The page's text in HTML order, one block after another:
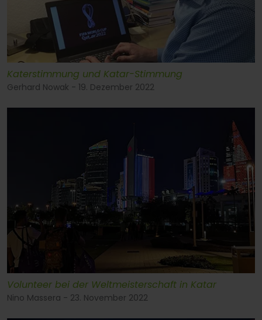
Katerstimmung und Katar-Stimmung
Gerhard Nowak - 19. Dezember 2022
Volunteer bei der Weltmeisterschaft in Katar
Nino Massera - 23. November 2022